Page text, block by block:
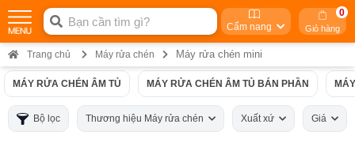
Cẩm nang Giỏ hàng
0
Trang chủ Máy rửa chén Máy rửa chén mini
MÁY RỬA CHÉN ÂM TỦ MÁY RỬA CHÉN ÂM TỦ BÁN PHẦN
Bộ lọc Thương hiệu Máy rửa chén Xuất xứ Giá